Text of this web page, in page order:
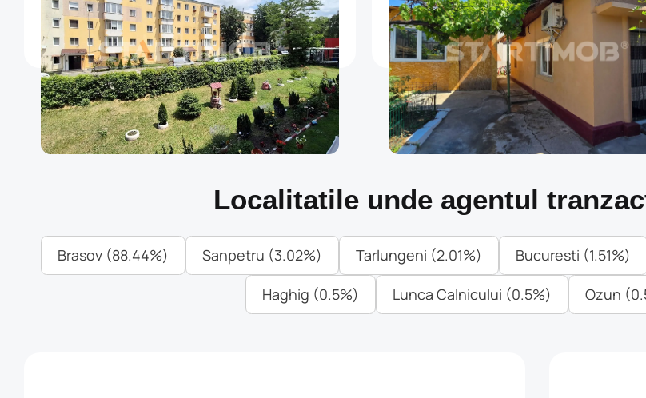
Sacele
40.1
m²
1
dormitor
1
Etaj
Voluntari
125
m²
3
dormitoare
Incarca mai multe
Localitatile unde agentul
Brasov (88.44%) Sanpetru (3.02%) Tarlungeni (2.01%) Bucuresti (1.51%)
Haghig (0.5%) Lunca Calnicului (0.5%) Ozun